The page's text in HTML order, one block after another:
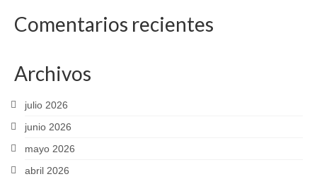
Comentarios recientes
Archivos
julio 2026
junio 2026
mayo 2026
abril 2026